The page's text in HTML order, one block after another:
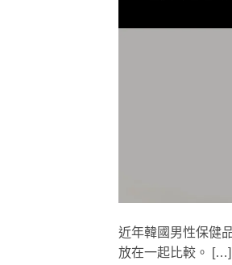
近年韓國男性保健
放在一起比較。 […]